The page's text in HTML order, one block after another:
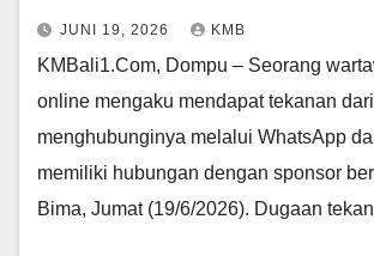
JUNI 19, 2026 KMB
KMBali1.Com, Dompu – Seorang
online mengaku mendapat tekanan
menghubunginya melalui WhatsApp
memiliki hubungan dengan sponsor
Bima, Jumat (19/6/2026). Dugaan